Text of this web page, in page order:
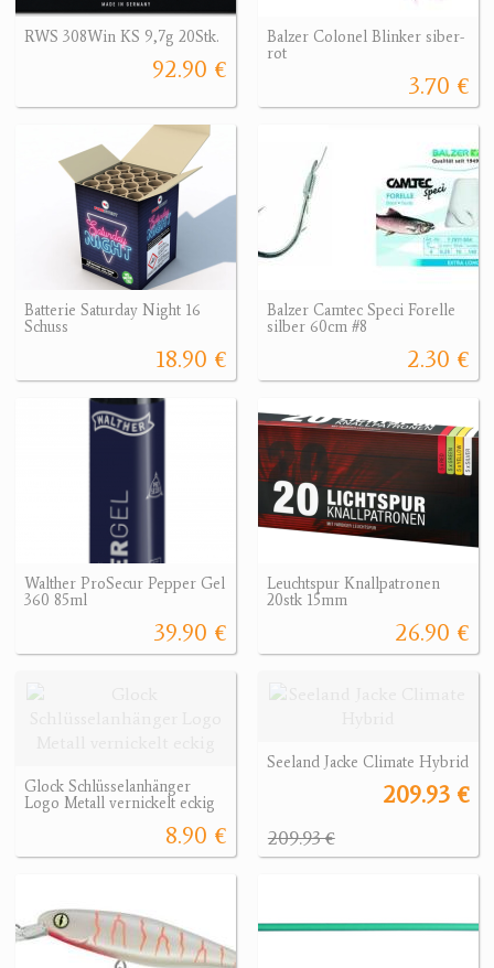
RWS 308Win KS 9,7g 20Stk.
92.90 €
Balzer Colonel Blinker siber-
rot
3.70 €
Batterie Saturday Night 16
Schuss
18.90 €
Balzer Camtec Speci Forelle
silber 60cm #8
2.30 €
Walther ProSecur Pepper Gel
360 85ml
39.90 €
Leuchtspur Knallpatronen
20stk 15mm
26.90 €
Glock Schlüsselanhänger
Logo Metall vernickelt eckig
8.90 €
Seeland Jacke Climate Hybrid
209.93 €
209.93 €